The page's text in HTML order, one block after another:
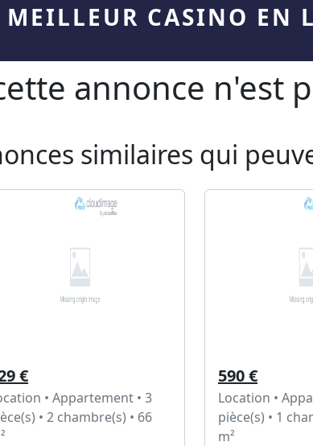
MEILLEUR CASINO EN
annonce n'est
similaires qui
€
• Appartement • 3
• 2 chambre(s) • 66
590 €
Location •
pièce(s) • 1
m²